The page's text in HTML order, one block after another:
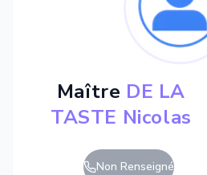
Maître DE LA
TASTE Nicolas
Non Renseigné